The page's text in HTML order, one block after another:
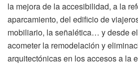
la mejora de la accesibilidad, a la
aparcamiento, del edificio de
mobiliario, la señalética… y desde
acometer la remodelación y
arquitectónicas en los accesos a la